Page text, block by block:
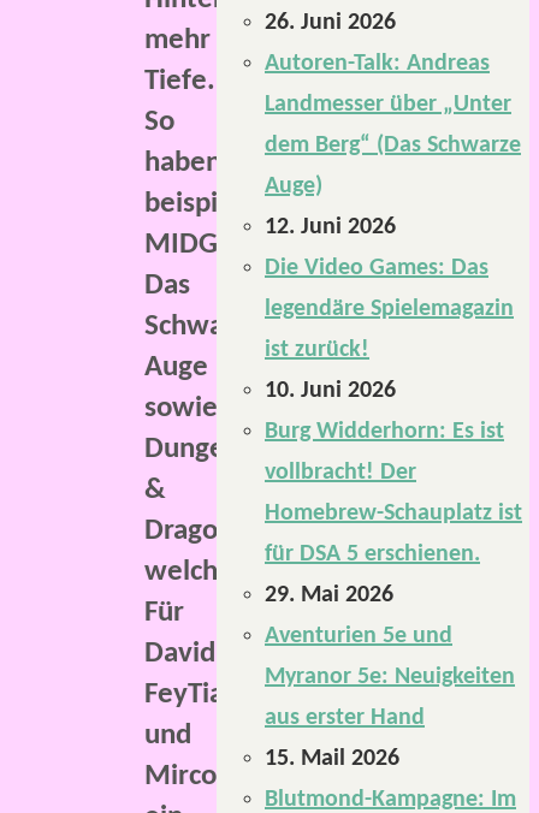
mehr
Tiefe.
So
haben
beispielsweise
MIDGARD,
Das
Schwarze
Auge
sowie
Dungeons
&
Dragons
welche.
Für
David,
FeyTiane
und
Mirco
26. Juni 2026
Autoren-Talk: Andreas
Landmesser über „Unter
dem Berg“ (Das Schwarze
Auge)
12. Juni 2026
Die Video Games: Das
legendäre Spielemagazin
ist zurück!
10. Juni 2026
Burg Widderhorn: Es ist
vollbracht! Der
Homebrew-Schauplatz ist
für DSA 5 erschienen.
29. Mai 2026
Aventurien 5e und
Myranor 5e: Neuigkeiten
aus erster Hand
15. Mail 2026
Blutmond-Kampagne: Im